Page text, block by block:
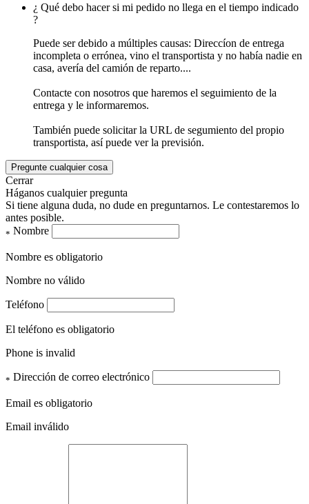
¿ Qué debo hacer si mi pedido no llega en el tiempo indicado
?
Puede ser debido a múltiples causas: Direccíon de entrega
incompleta o errónea, vino el transportista y no había nadie en
casa, avería del camión de reparto....
Contacte con nosotros que haremos el seguimiento de la
entrega y le informaremos.
También puede solicitar la URL de segumiento del propio
transportista, así puede ver la previsión.
Pregunte cualquier cosa
Cerrar
Háganos cualquier pregunta
Si tiene alguna duda, no dude en preguntarnos. Le contestaremos lo
antes posible.
* Nombre
Nombre es obligatorio
Nombre no válido
Teléfono
El teléfono es obligatorio
Phone is invalid
* Dirección de correo electrónico
Email es obligatorio
Email inválido